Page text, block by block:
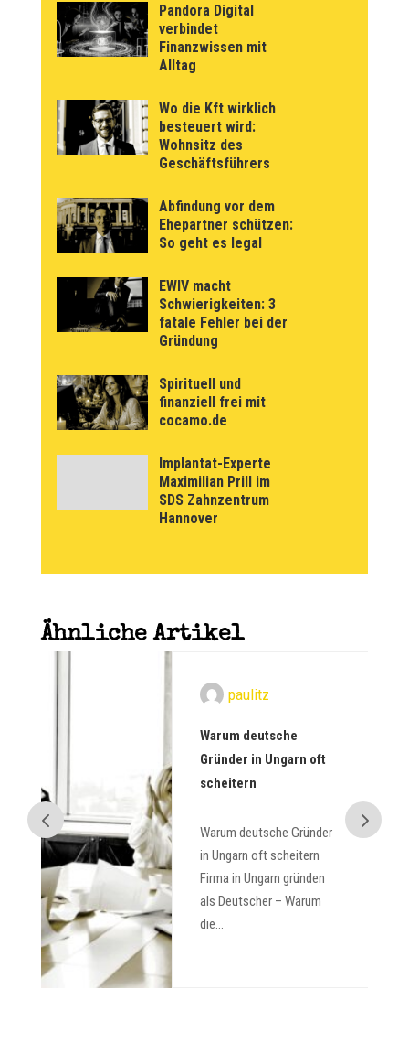
Pandora Digital
verbindet
Finanzwissen mit
Alltag
Wo die Kft wirklich
besteuert wird:
Wohnsitz des
Geschäftsführers
Abfindung vor dem
Ehepartner schützen:
So geht es legal
EWIV macht
Schwierigkeiten: 3
fatale Fehler bei der
Gründung
Spirituell und
finanziell frei mit
cocamo.de
Implantat-Experte
Maximilian Prill im
SDS Zahnzentrum
Hannover
Ähnliche Artikel
paulitz
Warum deutsche
Gründer in Ungarn oft
scheitern
Warum deutsche Gründer
in Ungarn oft scheitern
Firma in Ungarn gründen
als Deutscher – Warum
die...